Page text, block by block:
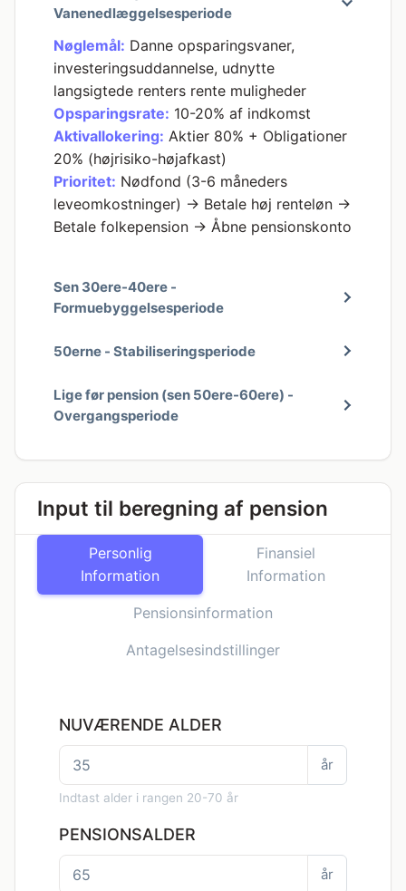
Vanenedlæggelsesperiode
Nøglemål: Danne opsparingsvaner,
investeringsuddannelse, udnytte
langsigtede renters rente muligheder
Opsparingsrate: 10-20% af indkomst
Aktivallokering: Aktier 80% + Obligationer
20% (højrisiko-højafkast)
Prioritet: Nødfond (3-6 måneders
leveomkostninger) → Betale høj renteløn →
Betale folkepension → Åbne pensionskonto
Sen 30ere-40ere -
Formuebyggelsesperiode
50erne - Stabiliseringsperiode
Lige før pension (sen 50ere-60ere) -
Overgangsperiode
Input til beregning af pension
Personlig
Information
Finansiel
Information
Pensionsinformation
Antagelsesindstillinger
NUVÆRENDE ALDER
år
Indtast alder i rangen 20-70 år
PENSIONSALDER
år